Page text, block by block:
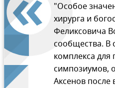
"Особое
хирурга и
Феликсовича
сообщества. В
комплекса
симпозиумов,
Аксенов